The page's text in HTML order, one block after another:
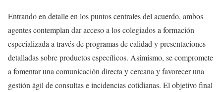
Entrando en detalle en los puntos centrales del acuerdo, ambos
agentes contemplan dar acceso a los colegiados a formación
especializada a través de programas de calidad y presentaciones
detalladas sobre productos específicos. Asimismo, se compromete
a fomentar una comunicación directa y cercana y favorecer una
gestión ágil de consultas e incidencias cotidianas. El objetivo final